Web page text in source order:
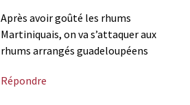
Après avoir goûté les rhums
Martiniquais, on va s’attaquer aux
rhums arrangés guadeloupéens
Répondre